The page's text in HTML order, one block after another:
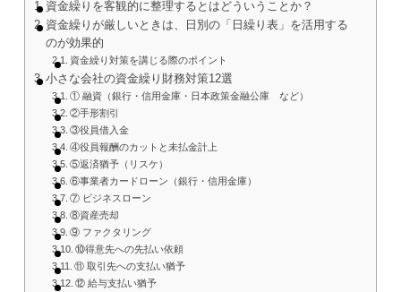
資金繰りを客観的に整理するとはどういうことか？
資金繰りが厳しいときは、日別の「日繰り表」を活用する
のが効果的
資金繰り対策を講じる際のポイント
小さな会社の資金繰り財務対策12選
① 融資（銀行・信用金庫・日本政策金融公庫 など）
②手形割引
③役員借入金
④役員報酬のカットと未払金計上
⑤返済猶予（リスケ）
⑥事業者カードローン（銀行・信用金庫）
⑦ ビジネスローン
⑧資産売却
⑨ ファクタリング
⑩得意先への先払い依頼
⑪ 取引先への支払い猶予
⑫ 給与支払い猶予